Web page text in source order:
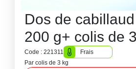
Dos de
200 g+ colis de
Code : 221311
Frais
Par colis de 3 kg